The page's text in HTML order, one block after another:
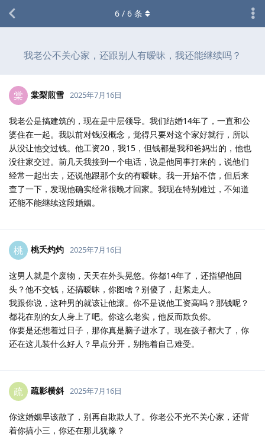
我老公不关心家，还跟别人有暧昧，我还能继续吗？
6 / 6 条
棠 棠梨煎雪 2025年7月16日
我老公是搞建筑的，现在是中层领导。我们结婚14年了，一直和公
婆住在一起。我以前对钱没概念，觉得只要对这个家好就行，所以
从没让他交过钱。他工资20，我15，但钱都是我和爸妈出的，他也
没往家交过。前几天我接到一个电话，说是他同事打来的，说他们
经常一起出去，还说他跟那个女的有暧昧。我一开始不信，但后来
查了一下，发现他确实经常很晚才回家。我现在特别难过，不知道
还能不能继续这段婚姻。
桃 桃夭灼灼 2025年7月16日
这男人就是个废物，天天在外头晃悠。你都14年了，还指望他回
头？他不交钱，还搞暧昧，你图啥？别傻了，赶紧走人。
我跟你说，这种男的就该让他滚。你不是说他工资高吗？那钱呢？
都花在别的女人身上了吧。你这么老实，他反而欺负你。
你要是还想着过日子，那你真是脑子进水了。现在孩子都大了，你
还在这儿装什么好人？早点分开，别拖着自己难受。
疏 疏影横斜 2025年7月16日
你这婚姻早该散了，别再自欺欺人了。你老公不光不关心家，还背
着你搞小三，你还在那儿犹豫？